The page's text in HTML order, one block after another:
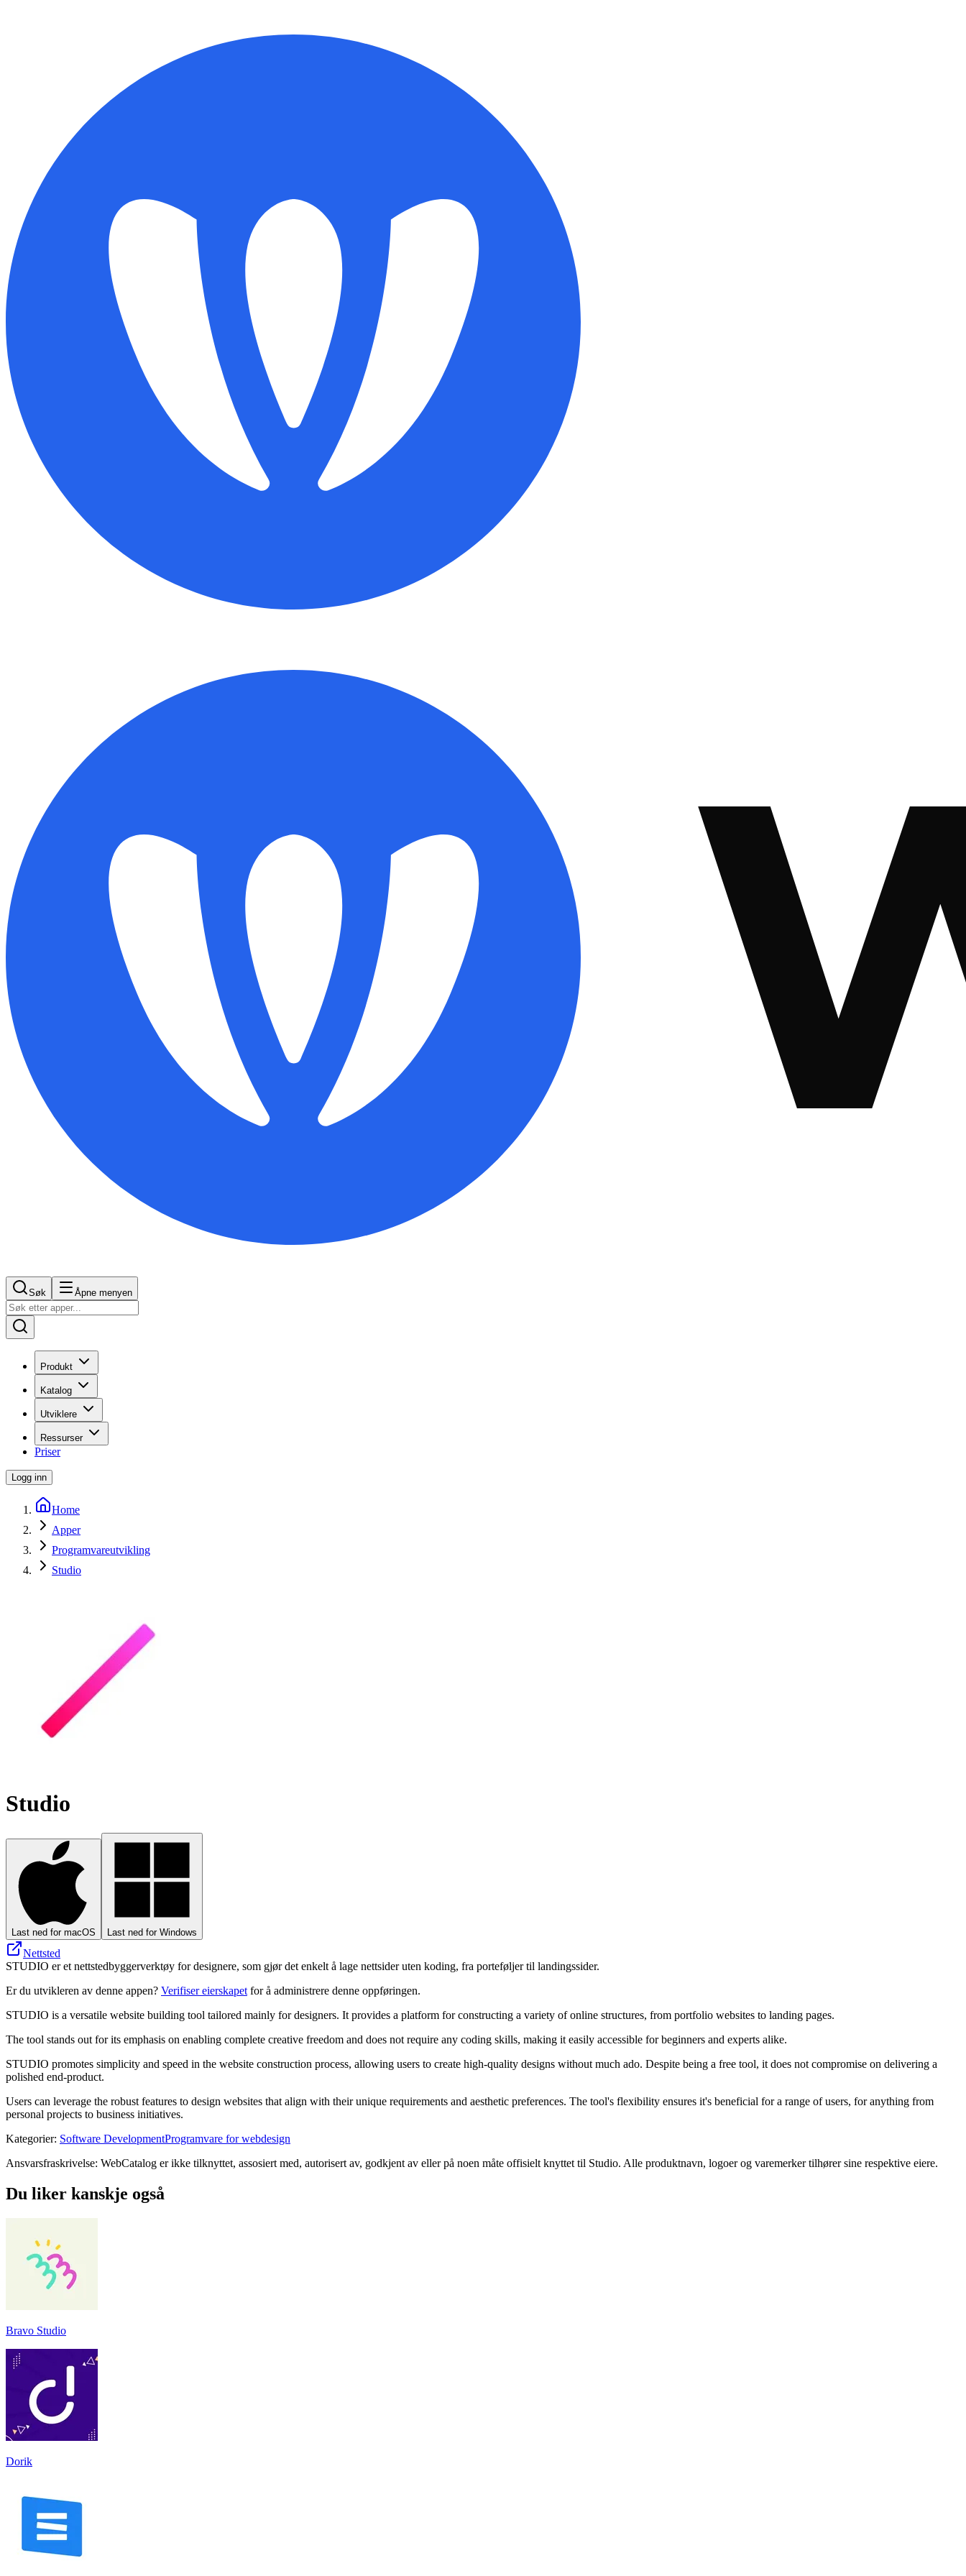
Søk Åpne menyen
Produkt
Katalog
Utviklere
Ressurser
Priser
Logg inn
Home
Apper
Programvareutvikling
Studio
Studio
Last ned for macOS Last ned for Windows
Nettsted
STUDIO er et nettstedbyggerverktøy for designere, som gjør det enkelt å lage nettsider uten koding, fra porteføljer til landingssider.
Er du utvikleren av denne appen? Verifiser eierskapet for å administrere denne oppføringen.
STUDIO is a versatile website building tool tailored mainly for designers. It provides a platform for constructing a variety of online structures, from portfolio websites to landing pages.
The tool stands out for its emphasis on enabling complete creative freedom and does not require any coding skills, making it easily accessible for beginners and experts alike.
STUDIO promotes simplicity and speed in the website construction process, allowing users to create high-quality designs without much ado. Despite being a free tool, it does not compromise on delivering a
polished end-product.
Users can leverage the robust features to design websites that align with their unique requirements and aesthetic preferences. The tool's flexibility ensures it's beneficial for a range of users, for anything from
personal projects to business initiatives.
Kategorier: Software DevelopmentProgramvare for webdesign
Ansvarsfraskrivelse: WebCatalog er ikke tilknyttet, assosiert med, autorisert av, godkjent av eller på noen måte offisielt knyttet til Studio. Alle produktnavn, logoer og varemerker tilhører sine respektive eiere.
Du liker kanskje også
Bravo Studio
Dorik